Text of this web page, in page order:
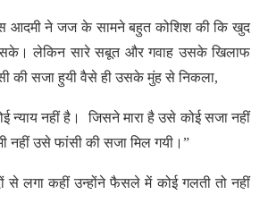
आदमी ने जज के सामने बहुत कोशिश की कि खुद
सके। लेकिन सारे सबूत और गवाह उसके खिलाफ
की सजा हुयी वैसे ही उसके मुंह से निकला,
न्याय नहीं है। जिसने मारा है उसे कोई सजा नहीं
नहीं उसे फांसी की सजा मिल गयी।”
लगा कहीं उन्होंने फैसले में कोई गलती तो नहीं